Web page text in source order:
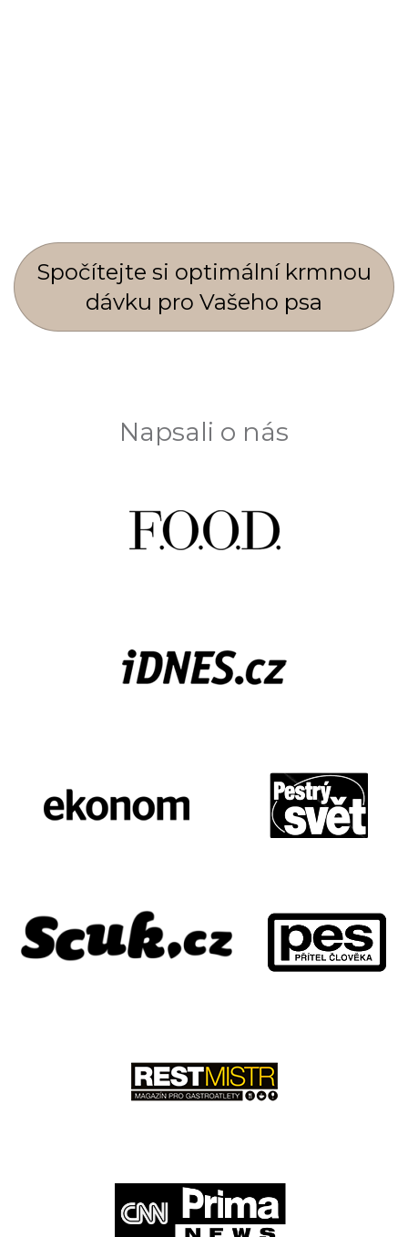
Spočí­tejte si optimální krmnou
dávku pro Vašeho psa
Napsali o nás